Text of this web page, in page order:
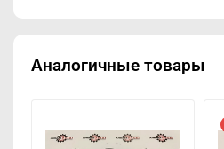
Аналогичные товары